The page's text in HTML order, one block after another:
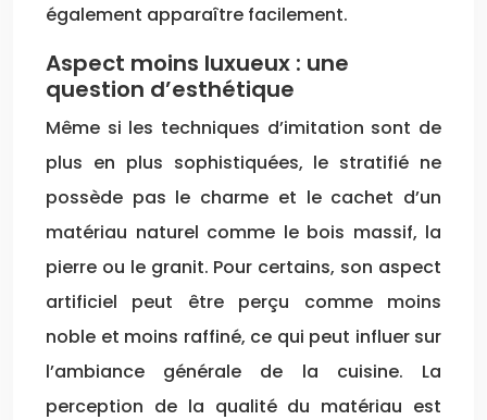
également apparaître facilement.
Aspect moins luxueux : une
question d’esthétique
Même si les techniques d’imitation sont de
plus en plus sophistiquées, le stratifié ne
possède pas le charme et le cachet d’un
matériau naturel comme le bois massif, la
pierre ou le granit. Pour certains, son aspect
artificiel peut être perçu comme moins
noble et moins raffiné, ce qui peut influer sur
l’ambiance générale de la cuisine. La
perception de la qualité du matériau est